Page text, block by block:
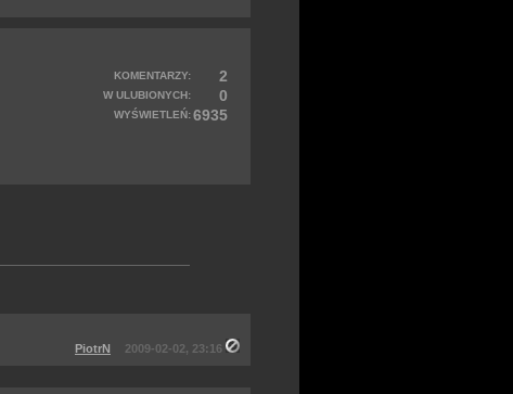
KOMENTARZY: 2
W ULUBIONYCH: 0
WYŚWIETLEŃ:6935
PiotrN
2009-02-02, 23:16